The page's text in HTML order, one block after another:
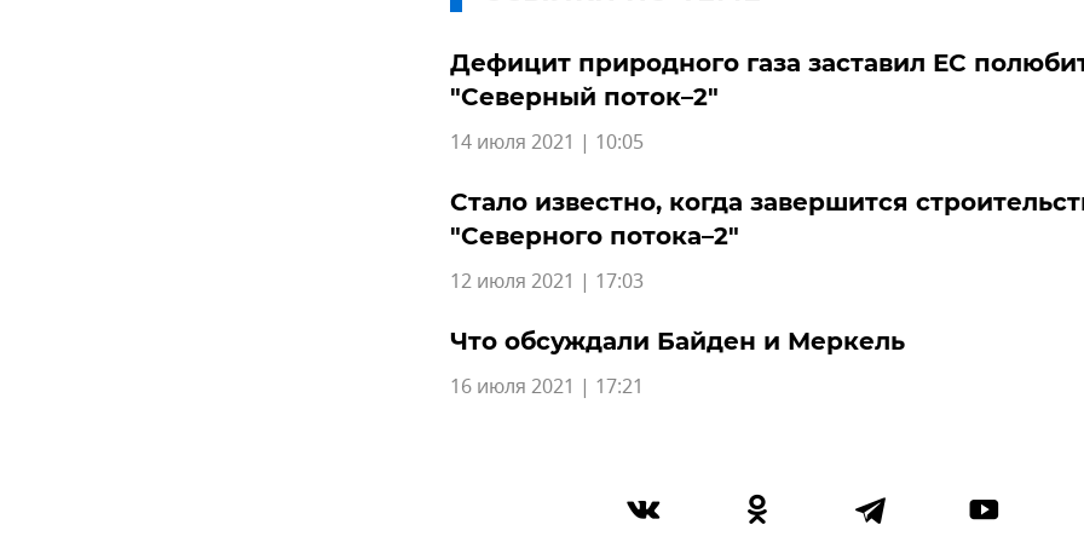
Дефицит природного газа заставил ЕС
"Северный поток–2"
14 июля 2021 | 10:05
Стало известно, когда завершится
"Северного потока–2"
12 июля 2021 | 17:03
Что обсуждали Байден и Меркель
16 июля 2021 | 17:21